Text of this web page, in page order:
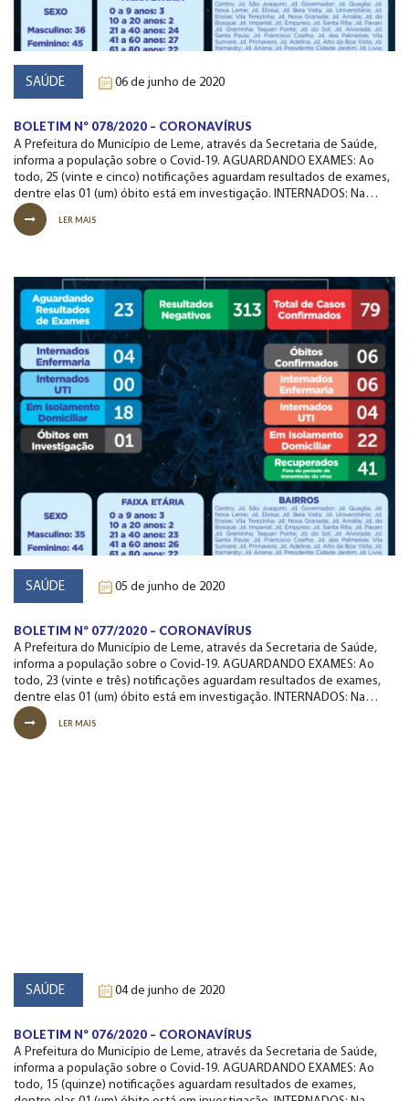
SAÚDE 06 de junho de 2020
BOLETIM Nº 078/2020 – CORONAVÍRUS
A Prefeitura do Município de Leme, através da Secretaria de Saúde,
informa a população sobre o Covid-19. AGUARDANDO EXAMES: Ao
todo, 25 (vinte e cinco) notificações aguardam resultados de exames,
dentre elas 01 (um) óbito está em investigação. INTERNADOS: Na…
LER MAIS
SAÚDE 05 de junho de 2020
BOLETIM Nº 077/2020 – CORONAVÍRUS
A Prefeitura do Município de Leme, através da Secretaria de Saúde,
informa a população sobre o Covid-19. AGUARDANDO EXAMES: Ao
todo, 23 (vinte e três) notificações aguardam resultados de exames,
dentre elas 01 (um) óbito está em investigação. INTERNADOS: Na…
LER MAIS
SAÚDE 04 de junho de 2020
BOLETIM Nº 076/2020 – CORONAVÍRUS
A Prefeitura do Município de Leme, através da Secretaria de Saúde,
informa a população sobre o Covid-19. AGUARDANDO EXAMES: Ao
todo, 15 (quinze) notificações aguardam resultados de exames,